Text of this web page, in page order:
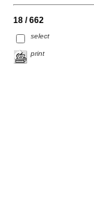
18 / 662
select
print